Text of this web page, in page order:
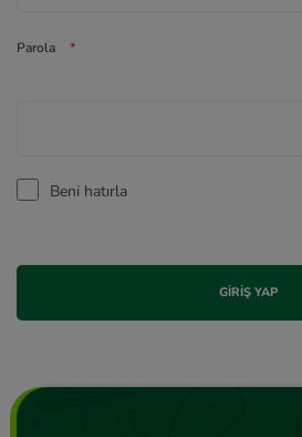
Parola *
Beni hatırla
GIRIŞ YAP